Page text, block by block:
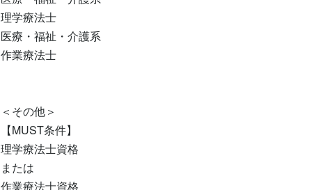
理学療法士
医療・福祉・介護系
作業療法士
＜その他＞
【MUST条件】
理学療法士資格
または
作業療法士資格